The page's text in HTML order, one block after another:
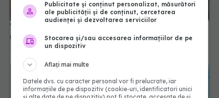
Vraci, vindecători și mistere. Medicina populară
românească explicată
19 oct 2025, 20:30
Publicitate și conținut personalizat, măsurători
ale publicității și de conținut, cercetarea
audienței și dezvoltarea serviciilor
Stocarea și/sau accesarea informațiilor de pe
un dispozitiv
Aflați mai multe
Datele dvs. cu caracter personal vor fi prelucrate, iar
informațiile de pe dispozitiv (cookie-uri, identificatori unici